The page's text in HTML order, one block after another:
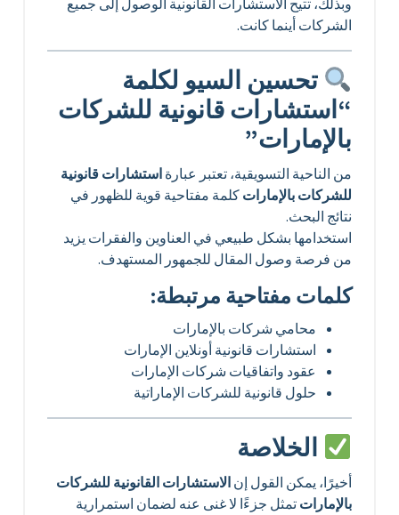
وبذلك، تتيح الاستشارات القانونية الوصول إلى جميع
الشركات أينما كانت.
تحسين السيو لكلمة
“استشارات قانونية للشركات
بالإمارات”
من الناحية التسويقية، تعتبر عبارةاستشارات قانونية
للشركات بالإماراتكلمة مفتاحية قوية للظهور في
نتائج البحث.
استخدامها بشكل طبيعي في العناوين والفقرات يزيد
من فرصة وصول المقال للجمهور المستهدف.
كلمات مفتاحية مرتبطة:
محامي شركات بالإمارات
استشارات قانونية أونلاين الإمارات
عقود واتفاقيات شركات الإمارات
حلول قانونية للشركات الإماراتية
الخلاصة
أخيرًا، يمكن القول إنالاستشارات القانونية للشركات
بالإماراتتمثل جزءًا لا غنى عنه لضمان استمرارية